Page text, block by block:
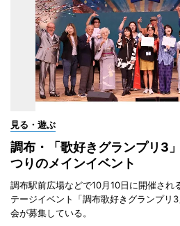
見る・遊ぶ
調布・「歌好きグランプリ3
つりのメインイベント
調布駅前広場などで10月10日に開催され
テージイベント「調布歌好きグランプリ
会が募集している。